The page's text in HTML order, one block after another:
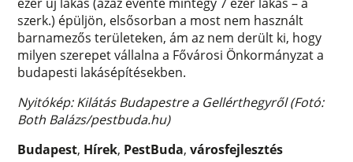
szerk.) épüljön, elsősorban a most nem használt
barnamezős területeken, ám az nem derült ki, hogy
milyen szerepet vállalna a Fővárosi Önkormányzat a
budapesti lakásépítésekben.
Nyitókép: Kilátás Budapestre a Gellérthegyről (Fotó:
Both Balázs/pestbuda.hu)
Budapest, Hírek, PestBuda,városfejlesztés